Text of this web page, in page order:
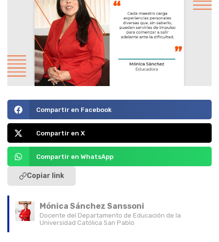
Compartir en Facebook
Compartir en X
Compartir en WhatsApp
Copiar link
Mónica Sánchez Sanssoni
Docente del Departamento de Educación de la
Universidad Católica San Pablo